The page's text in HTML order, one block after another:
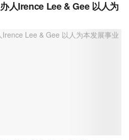
人Irence Lee & Gee 以人为